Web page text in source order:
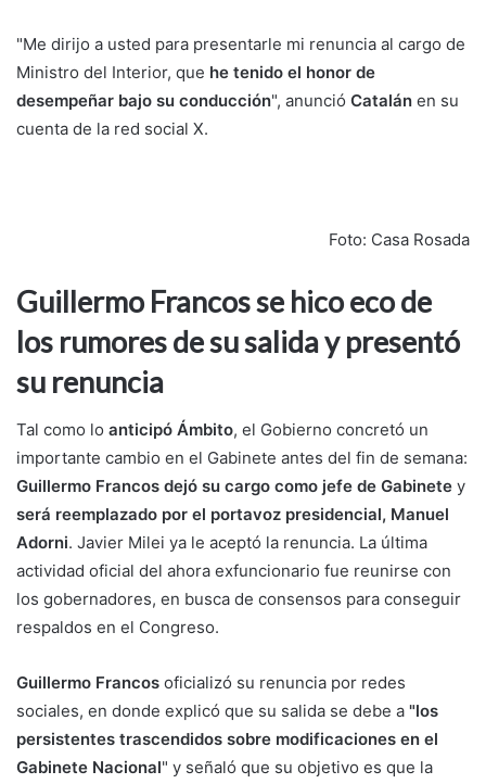
"Me dirijo a usted para presentarle mi renuncia al cargo de
Ministro del Interior, que he tenido el honor de
desempeñar bajo su conducción", anunció Catalán en su
cuenta de la red social X.
Foto: Casa Rosada
Guillermo Francos se hico eco de
los rumores de su salida y presentó
su renuncia
Tal como lo anticipó Ámbito, el Gobierno concretó un
importante cambio en el Gabinete antes del fin de semana:
Guillermo Francos dejó su cargo como jefe de Gabinete y
será reemplazado por el portavoz presidencial, Manuel
Adorni. Javier Milei ya le aceptó la renuncia. La última
actividad oficial del ahora exfuncionario fue reunirse con
los gobernadores, en busca de consensos para conseguir
respaldos en el Congreso.
Guillermo Francos oficializó su renuncia por redes
sociales, en donde explicó que su salida se debe a "los
persistentes trascendidos sobre modificaciones en el
Gabinete Nacional" y señaló que su objetivo es que la